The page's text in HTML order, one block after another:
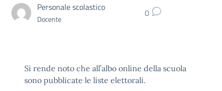
Personale scolastico
Docente 0
Si rende noto che all’albo online della scuola
sono pubblicate le liste elettorali.